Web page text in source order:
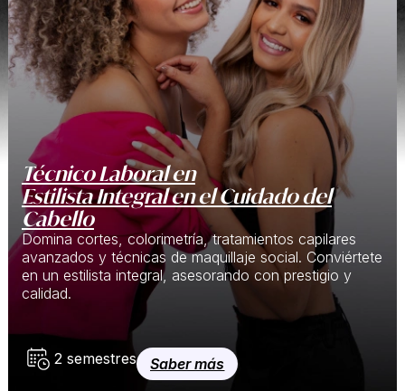
Técnico Laboral en
Estilista Integral en el Cuidado del
Cabello
Domina cortes, colorimetría, tratamientos capilares
avanzados y técnicas de maquillaje social. Conviértete
en un estilista integral, asesorando con prestigio y
calidad.
2 semestres Saber más